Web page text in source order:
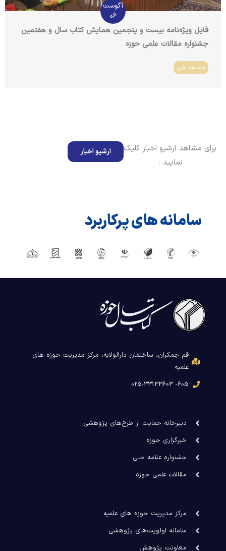
آگوست
06
فایل ویژه‌نامه بیست و پنجمین همایش کتاب سال و هفتمین
جشنواره مقالات علمی حوزه
مشاهد خبر
برای مشاهد آرشیو اخبار کلیک
نمایید :
آرشیو اخبار
سامانه های پرکاربرد
قم جمکران، ساختمان دارالولایه، مرکز مدیریت حوزه های
علمیه
605- 025-33133603
دبیرخانه حمایت از طرح‌های پژوهشی
خبرگزاری حوزه
جشنواره علامه حلی
مقالات علمی حوزه
مرکز مدیریت حوزه های علمیه
سامانه اولویت‌های پژوهشی
معاونت پژوهش